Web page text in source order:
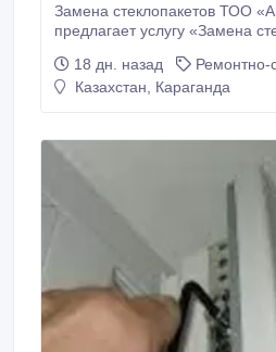
Замена стеклопакетов ТОО
предлагает услугу «Замена
тонированный, мультифункциональный,
энергосберегающий, двойной, тройной, одинарный,
функциональности и т.
18 дн. назад
Ремонтно-
Казахстан, Караганда